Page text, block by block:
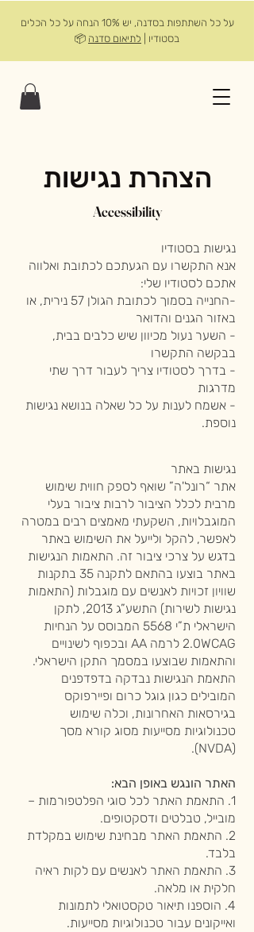
על כל השתתפות בסדנה, יש 10% הנחה על כל הכלים
בסטודיו | לתיאום סדנה 📦
הצהרת נגישות
Accessibility
נגישות בסטודיו
אנא התקשרו עם הגעתכם לכתובת ואלווה
אתכם לסטודיו שלי:
-החנייה בסמוך לכתובת הגולן 57 נירית, או
באזור הגנים והדואר
- השער נעול מכיוון שיש כלבים בבית,
בבקשה התקשרו
- בדרך לסטודיו צריך לעבור דרך שתי
מדרגות
- אשמח לענות על כל שאלה בנושא נגישות
נוספת.
נגישות באתר
אתר “רונל'ה” שואף לספק חווית שימוש
מרבית לכלל הציבור לרבות ציבור בעלי
המוגבלויות, השקעתי מאמצים רבים במטרה
לאפשר, להקל ולייעל את השימוש באתר
בדגש על צרכי ציבור זה. התאמות הנגישות
באתר בוצעו בהתאם לתקנה 35 בתקנות
שוויון זכויות לאנשים עם מוגבלות (התאמות
נגישות לשירות) התשע”ג 2013, לתקן
הישראלי ת”י 5568 המבוסס על הנחיות
2.0WCAG לרמה AA ובכפוף לשינויים
והתאמות שבוצעו במסמך התקן הישראלי.
התאמת הנגישות נבדקה בדפדפנים
המובילים כגון גוגל כרום ופיירפוקס
בגירסאות האחרונות, וכלה שימוש
טכנולוגיות מסייעות מסוג קורא מסך
(NVDA).
האתר הונגש באופן הבא:
1. התאמת האתר לכל סוגי הפלטפורמות –
מובייל, טבלטים ודסקטופים.
2. התאמת האתר מבחינת שימוש במקלדת
בלבד.
3. התאמת האתר לאנשים עם לקות ראיה
חלקית או מלאה.
4. הוספנו תיאור טקסטואלי לתמונות
ואייקונים עבור טכנולוגיות מסייעות.